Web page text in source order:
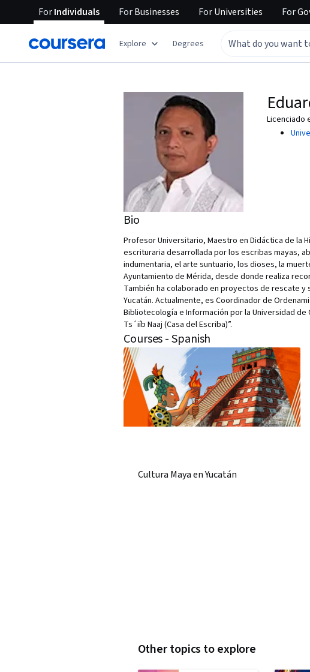
ForIndividuals ForBusinesses ForUniversities For
Explore Degrees
Licenciado
Bio
Profesor Universitario, Maestro en Didáctica de la
escrituraria desarrollada por los escribas mayas,
indumentaria, el arte suntuario, los dioses, la
Ayuntamiento de Mérida, desde donde realiza
También ha colaborado en proyectos de rescate
Yucatán. Actualmente, es Coordinador de
Bibliotecología e Información por la Universidad
Ts´iíb Naaj (Casa del Escriba)”.
Courses - Spanish
Cultura Maya en Yucatán
Other topics to explore